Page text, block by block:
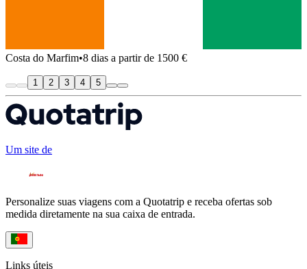
Costa do Marfim•8 dias a partir de 1500 €
1 2 3 4 5
Um site de
Personalize suas viagens com a Quotatrip e receba ofertas sob
medida diretamente na sua caixa de entrada.
Links úteis